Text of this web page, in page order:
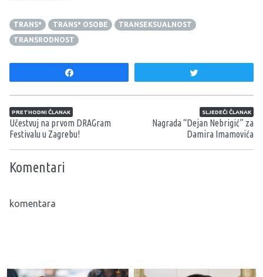
TRANS* TRANS* OSOBE
TRANSEKSUALNOST
TRANSRODNOST
Navigacija članaka
PRETHODNI ČLANAK
Učestvuj na prvom DRAGram
Festivalu u Zagrebu!
SLJEDEĆI ČLANAK
Nagrada “Dejan Nebrigić” za
Damira Imamovića
Komentari
komentara